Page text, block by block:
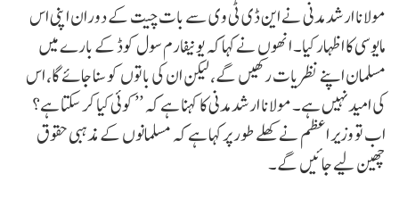
مولانا ارشد مدنی نے این ڈی ٹی وی سے بات چیت کے دوران اپنی اس
مایوسی کا اظہار کیا۔ انھوں نے کہا کہ یونیفارم سول کوڈ کے بارے میں
مسلمان اپنے نظریات رکھیں گے، لیکن ان کی باتوں کو سنا جائے گا، اس
کی امید نہیں ہے۔ مولانا ارشد مدنی کا کہنا ہے کہ ’’کوئی کیا کر سکتا ہے؟
اب تو وزیر اعظم نے کھلے طور پر کہا ہے کہ مسلمانوں کے مذہبی حقوق
چھین لیے جائیں گے۔